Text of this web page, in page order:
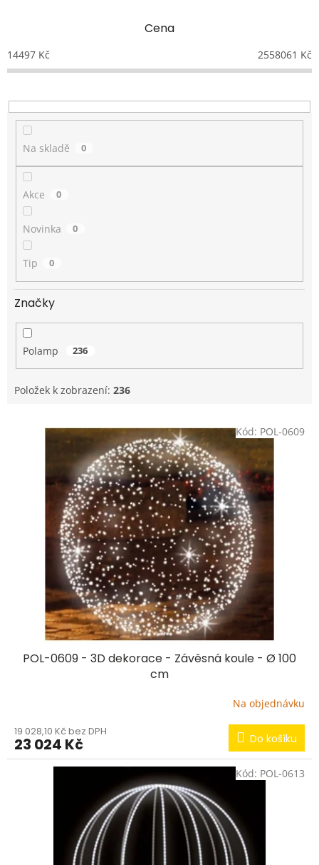
o
d
k
t
Cena
14497 Kč 2558061 Kč
Na skladě 0
Akce 0
Novinka 0
Tip 0
Značky
Polamp 236
Položek k zobrazení: 236
POL-0609 - 3D dekorace - Závěsná koule - Ø 100
cm
Na objednávku
19 028,10 Kč bez DPH
23 024 Kč Do košíku
Kód: POL-0609
Kód: POL-0613